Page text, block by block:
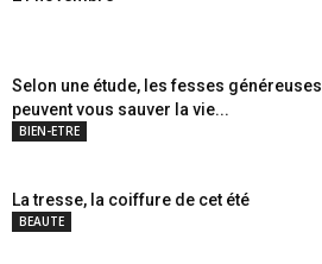
Selon une étude, les fesses généreuses
peuvent vous sauver la vie...
BIEN-ETRE
La tresse, la coiffure de cet été
BEAUTE